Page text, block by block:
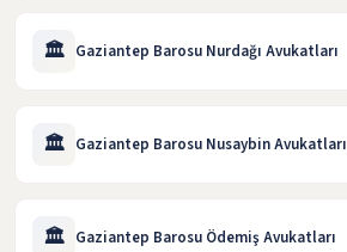
🏛️ Gaziantep Barosu Nurdağı Avukatları
🏛️ Gaziantep Barosu Nusaybin Avukatları
🏛️ Gaziantep Barosu Ödemiş Avukatları